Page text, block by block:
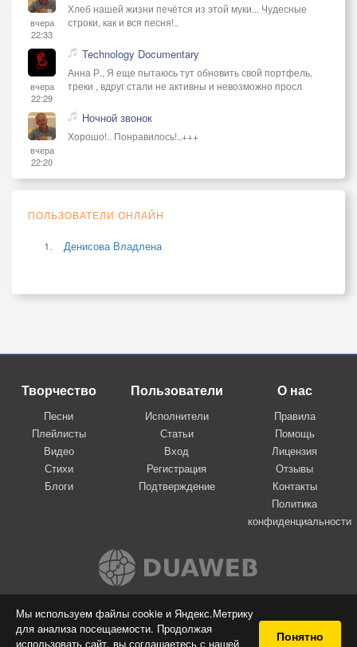
Мы используем файлы cookie и Яндекс.Метрику
для анализа посещаемости. Продолжая
использовать сайт, вы соглашаетесь с нашей
Понятно
вчера
22:33
Хлеб нашей жизни печётся из этой муки... Чудесные
строки, как и вся песня!..
вчера
22:29
Technology Documentary
Анна Р., Я еще пытаюсь тут обновить свой портфель,
треки , вдруг стали не активны и невозможно просл
вчера
22:20
Ночной звонок
Хорошо!.. Понравилось!..+++
ПОЛЬЗОВАТЕЛИ ОНЛАЙН
Денисова Владлена
Творчество
Песни
Плейлисты
Видео
Стихи
Блоги
Пользователи
Исполнители
Статьи
Вход
Регистрация
Подтверждение
О нас
Правила
Помощь
Лицензия
Отзывы
Контакты
Политика
конфиденциальности
Вконтакте
© 2009-2026 Я-пою